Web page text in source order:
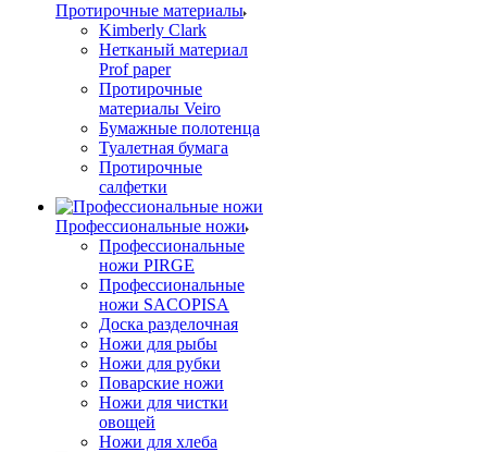
Протирочные материалы
Kimberly Clark
Нетканый материал
Prof paper
Протирочные
материалы Veiro
Бумажные полотенца
Туалетная бумага
Протирочные
салфетки
Профессиональные ножи
Профессиональные
ножи PIRGE
Профессиональные
ножи SACOPISA
Доска разделочная
Ножи для рыбы
Ножи для рубки
Поварские ножи
Ножи для чистки
овощей
Ножи для хлеба